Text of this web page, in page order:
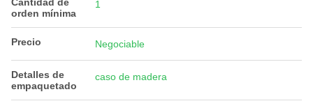
orden mínima
1
Precio Negociable
Detalles de
empaquetado
caso de madera